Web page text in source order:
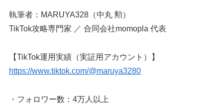
執筆者：MARUYA328（中丸 勲）
TikTok攻略専門家 ／ 合同会社momopla 代表
【TikTok運用実績（実証用アカウント）】
https://www.tiktok.com/@maruya3280
・フォロワー数：4万人以上